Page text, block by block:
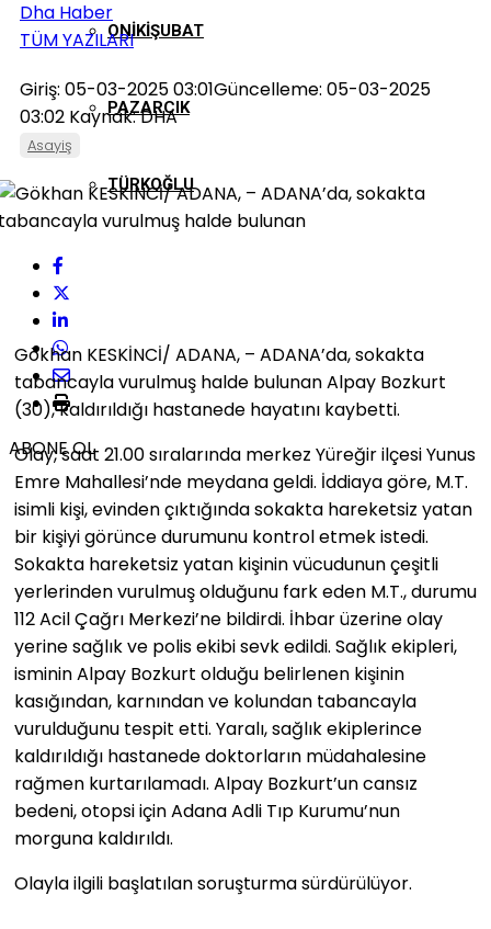
ONIKIŞUBAT
PAZARCIK
TÜRKOĞLU
Dha Haber
TÜM YAZILARI
Giriş: 05-03-2025 03:01Güncelleme: 05-03-2025
03:02 Kaynak: DHA
Asayiş
ABONE OL
Gökhan KESKİNCİ/ ADANA, – ADANA’da, sokakta
tabancayla vurulmuş halde bulunan Alpay Bozkurt
(30), kaldırıldığı hastanede hayatını kaybetti.
Olay, saat 21.00 sıralarında merkez Yüreğir ilçesi Yunus
Emre Mahallesi’nde meydana geldi. İddiaya göre, M.T.
isimli kişi, evinden çıktığında sokakta hareketsiz yatan
bir kişiyi görünce durumunu kontrol etmek istedi.
Sokakta hareketsiz yatan kişinin vücudunun çeşitli
yerlerinden vurulmuş olduğunu fark eden M.T., durumu
112 Acil Çağrı Merkezi’ne bildirdi. İhbar üzerine olay
yerine sağlık ve polis ekibi sevk edildi. Sağlık ekipleri,
isminin Alpay Bozkurt olduğu belirlenen kişinin
kasığından, karnından ve kolundan tabancayla
vurulduğunu tespit etti. Yaralı, sağlık ekiplerince
kaldırıldığı hastanede doktorların müdahalesine
rağmen kurtarılamadı. Alpay Bozkurt’un cansız
bedeni, otopsi için Adana Adli Tıp Kurumu’nun
morguna kaldırıldı.
Olayla ilgili başlatılan soruşturma sürdürülüyor.